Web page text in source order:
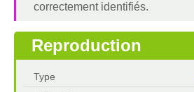
correctement identifiés.
Reproduction
Type